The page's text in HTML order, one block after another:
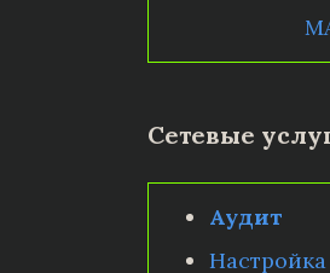
Сетевые
Аудит
Настройка